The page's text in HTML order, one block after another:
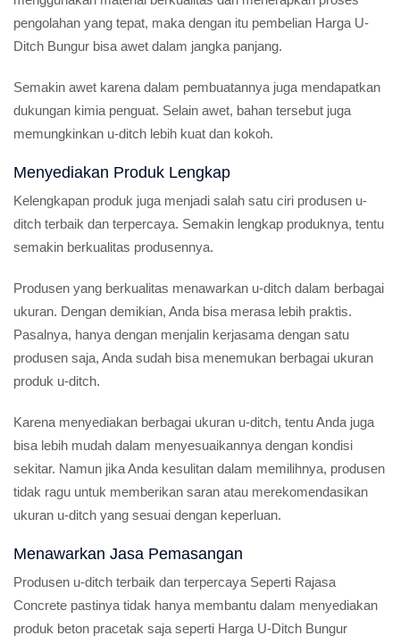
pengolahan yang tepat, maka dengan itu pembelian Harga U-
Ditch Bungur bisa awet dalam jangka panjang.
Semakin awet karena dalam pembuatannya juga mendapatkan
dukungan kimia penguat. Selain awet, bahan tersebut juga
memungkinkan u-ditch lebih kuat dan kokoh.
Menyediakan Produk Lengkap
Kelengkapan produk juga menjadi salah satu ciri produsen u-
ditch terbaik dan terpercaya. Semakin lengkap produknya, tentu
semakin berkualitas produsennya.
Produsen yang berkualitas menawarkan u-ditch dalam berbagai
ukuran. Dengan demikian, Anda bisa merasa lebih praktis.
Pasalnya, hanya dengan menjalin kerjasama dengan satu
produsen saja, Anda sudah bisa menemukan berbagai ukuran
produk u-ditch.
Karena menyediakan berbagai ukuran u-ditch, tentu Anda juga
bisa lebih mudah dalam menyesuaikannya dengan kondisi
sekitar. Namun jika Anda kesulitan dalam memilihnya, produsen
tidak ragu untuk memberikan saran atau merekomendasikan
ukuran u-ditch yang sesuai dengan keperluan.
Menawarkan Jasa Pemasangan
Produsen u-ditch terbaik dan terpercaya Seperti Rajasa
Concrete pastinya tidak hanya membantu dalam menyediakan
produk beton pracetak saja seperti Harga U-Ditch Bungur